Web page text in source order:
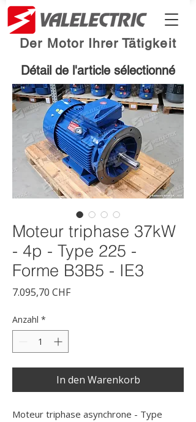
Der Motor Ihrer Tätigkeit
Détail de l'article sélectionné
Moteur triphase 37kW
- 4p - Type 225 -
Forme B3B5 - IE3
7.095,70 CHFPreis
Anzahl *
In den Warenkorb
Moteur triphase asynchrone - Type